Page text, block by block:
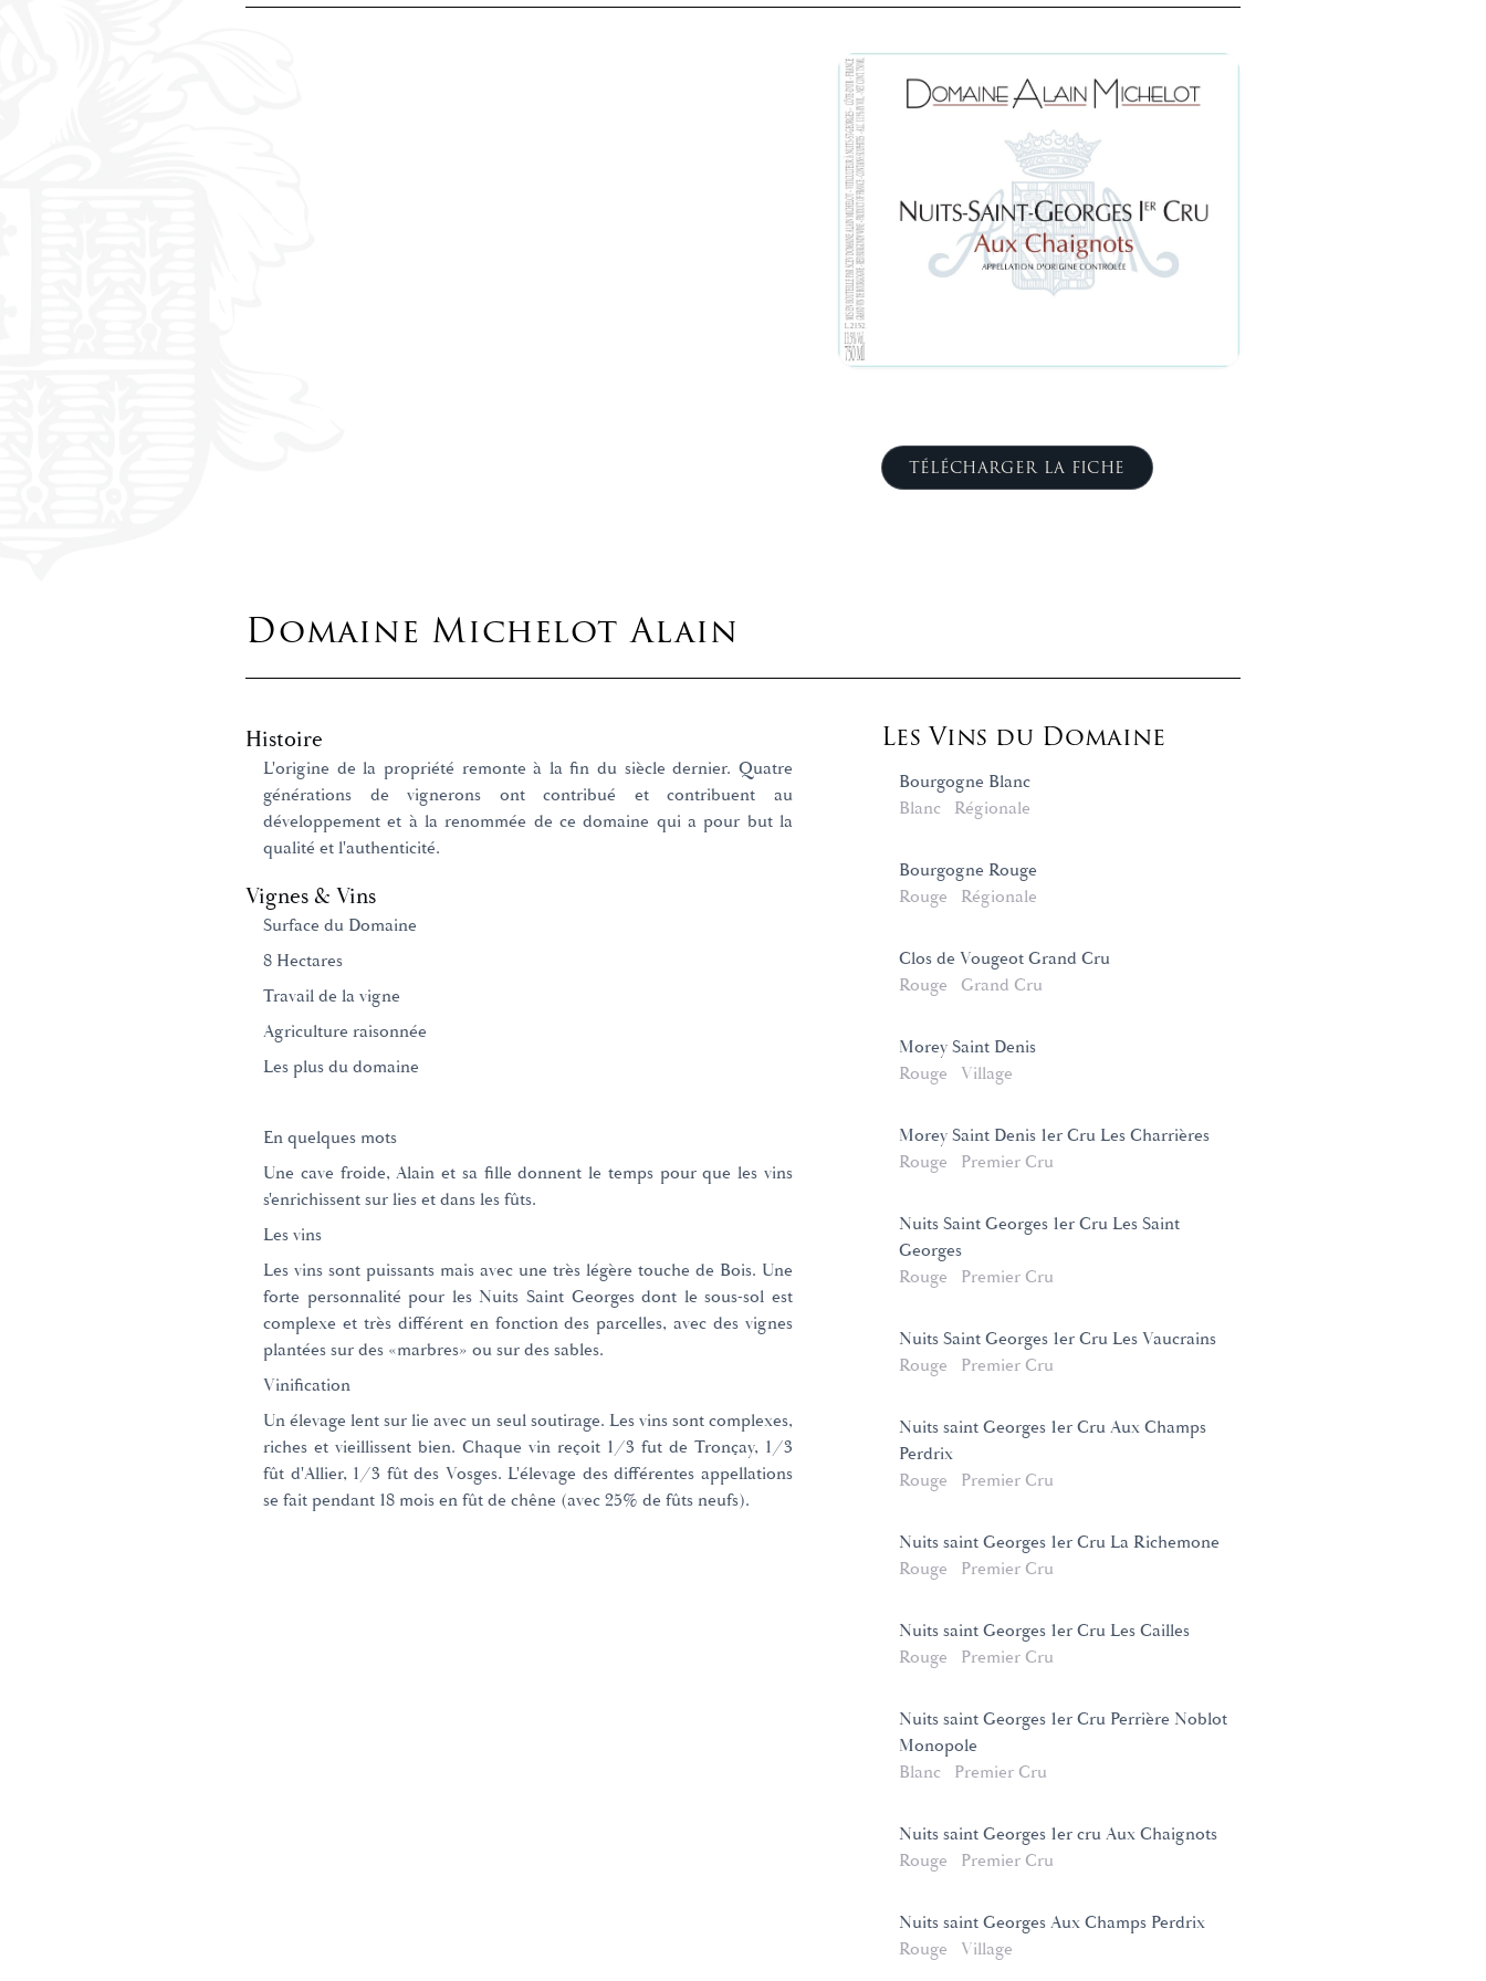
TÉLÉCHARGER LA FICHE
Domaine Michelot Alain
Histoire
L'origine de la propriété remonte à la fin du siècle dernier. Quatre
générations de vignerons ont contribué et contribuent au
développement et à la renommée de ce domaine qui a pour but la
qualité et l'authenticité.
Vignes & Vins
Surface du Domaine
8 Hectares
Travail de la vigne
Agriculture raisonnée
Les plus du domaine
En quelques mots
Une cave froide, Alain et sa fille donnent le temps pour que les vins
s'enrichissent sur lies et dans les fûts.
Les vins
Les vins sont puissants mais avec une très légère touche de Bois. Une
forte personnalité pour les Nuits Saint Georges dont le sous-sol est
complexe et très différent en fonction des parcelles, avec des vignes
plantées sur des «marbres» ou sur des sables.
Vinification
Un élevage lent sur lie avec un seul soutirage. Les vins sont complexes,
riches et vieillissent bien. Chaque vin reçoit 1/3 fut de Tronçay, 1/3
fût d'Allier, 1/3 fût des Vosges. L'élevage des différentes appellations
se fait pendant 18 mois en fût de chêne (avec 25% de fûts neufs).
Les Vins du Domaine
Bourgogne Blanc
Blanc
Régionale
Bourgogne Rouge
Rouge
Régionale
Clos de Vougeot Grand Cru
Rouge
Grand Cru
Morey Saint Denis
Rouge
Village
Morey Saint Denis 1er Cru Les Charrières
Rouge
Premier Cru
Nuits Saint Georges 1er Cru Les Saint
Georges
Rouge
Premier Cru
Nuits Saint Georges 1er Cru Les Vaucrains
Rouge
Premier Cru
Nuits saint Georges 1er Cru Aux Champs
Perdrix
Rouge
Premier Cru
Nuits saint Georges 1er Cru La Richemone
Rouge
Premier Cru
Nuits saint Georges 1er Cru Les Cailles
Rouge
Premier Cru
Nuits saint Georges 1er Cru Perrière Noblot
Monopole
Blanc
Premier Cru
Nuits saint Georges 1er cru Aux Chaignots
Rouge
Premier Cru
Nuits saint Georges Aux Champs Perdrix
Rouge
Village